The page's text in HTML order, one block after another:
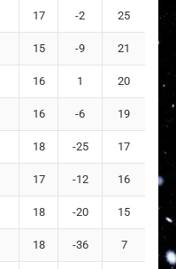
17 -2 25
15 -9 21
16 1 20
16 -6 19
18 -25 17
17 -12 16
18 -20 15
18 -36 7